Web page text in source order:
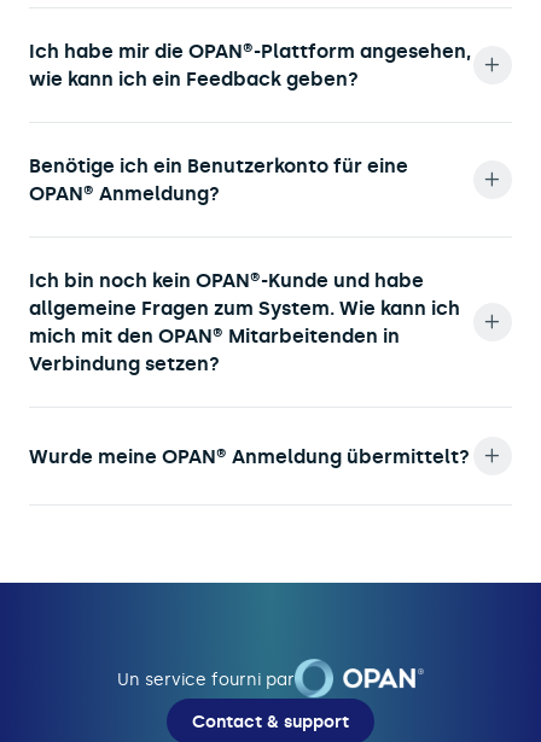
Ich habe mir die OPAN®-Plattform angesehen,
wie kann ich ein Feedback geben?
Benötige ich ein Benutzerkonto für eine
OPAN® Anmeldung?
Ich bin noch kein OPAN®-Kunde und habe
allgemeine Fragen zum System. Wie kann ich
mich mit den OPAN® Mitarbeitenden in
Verbindung setzen?
Wurde meine OPAN® Anmeldung übermittelt?
Un service fourni par
Contact & support